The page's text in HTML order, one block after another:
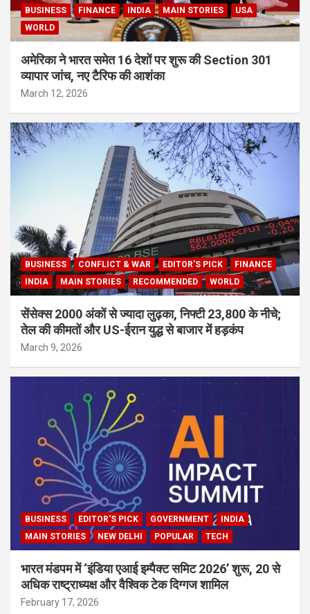
BUSINESS FINANCE INDIA MAIN STORIES
USA
WORLD
अमेरिका ने भारत समेत 16 देशों पर शुरू की Section 301
व्यापार जांच, नए टैरिफ की आशंका
March 12, 2026
BUSINESS CONFLICT & WAR EDITOR'S PICK
FINANCE
INDIA
MAIN STORIES RECOMMENDED WORLD
सेंसेक्स 2000 अंकों से ज्यादा लुढ़का, निफ्टी 23,800 के नीचे;
तेल की कीमतों और US-ईरान युद्ध से बाजार में हड़कंप
March 9, 2026
BUSINESS EDITOR'S PICK GOVERNMENT
INDIA
MAIN STORIES
NEW DELHI POPULAR TECH
भारत मंडपम में ‘इंडिया एआई इम्पैक्ट समिट 2026’ शुरू, 20 से
अधिक राष्ट्राध्यक्ष और वैश्विक टेक दिग्गज शामिल
February 17, 2026